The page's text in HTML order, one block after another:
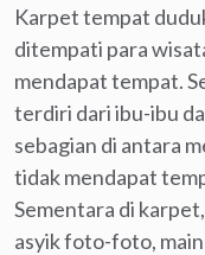
Karpet tempat
ditempati para
mendapat tempat.
terdiri dari ibu-ibu
sebagian di antara
tidak mendapat
Sementara di
asyik foto-foto, main